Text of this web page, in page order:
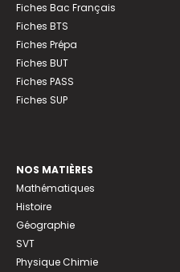
Fiches Bac Français
Fiches BTS
Fiches Prépa
Fiches BUT
Fiches PASS
Fiches SUP
NOS MATIÈRES
Mathématiques
Histoire
Géographie
SVT
Physique Chimie